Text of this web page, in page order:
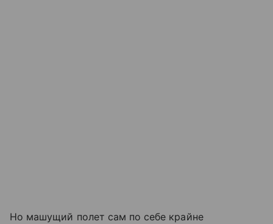
Но машущий полет сам по себе крайне